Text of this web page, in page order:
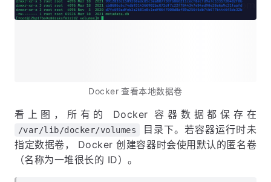
Docker 查看本地数据卷
看上图，所有的 Docker 容器数据都保存在
/var/lib/docker/volumes
目录下。若容器运行时未
指定数据卷， Docker 创建容器时会使用默认的匿名卷
（名称为一堆很长的 ID）。